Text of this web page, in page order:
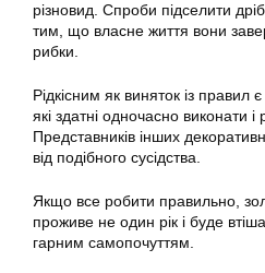
різновид. Спроби підселити
тим, що власне життя вони
рибки.
Рідкісним як виняток із правил
які здатні одночасно виконати і
Представників інших
від подібного сусідства.
Якщо все робити правильно,
проживе не один рік і буде
гарним самопочуттям.